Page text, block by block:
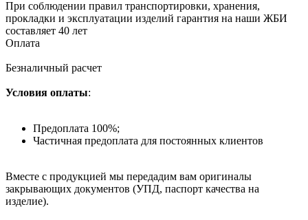
При соблюдении правил транспортировки, хранения,
прокладки и эксплуатации изделий гарантия на наши ЖБИ
составляет 40 лет
Оплата
Безналичный расчет
Условия оплаты:
Предоплата 100%;
Частичная предоплата для постоянных клиентов
Вместе с продукцией мы передадим вам оригиналы
закрывающих документов (УПД, паспорт качества на
изделие).